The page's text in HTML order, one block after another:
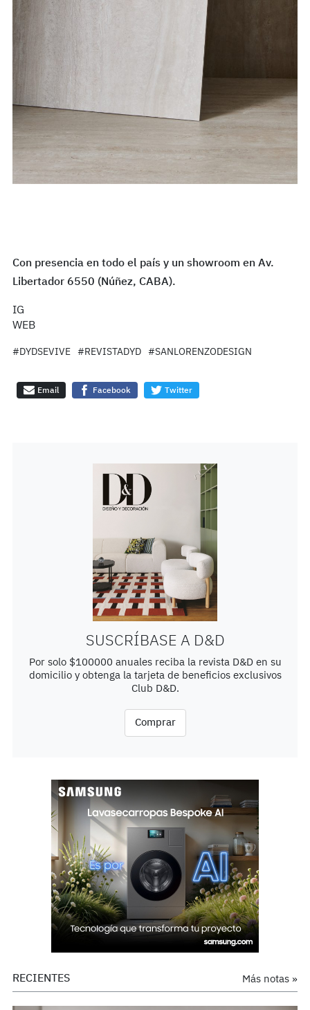
Con presencia en todo el país y un showroom en Av.
Libertador 6550 (Núñez, CABA).
IG
WEB
#DYDSEVIVE #REVISTADYD #SANLORENZODESIGN
Email Facebook Twitter
SUSCRÍBASE A D&D
Por solo $100000 anuales reciba la revista D&D en su
domicilio y obtenga la tarjeta de beneficios exclusivos
Club D&D.
Comprar
Más notas »
RECIENTES